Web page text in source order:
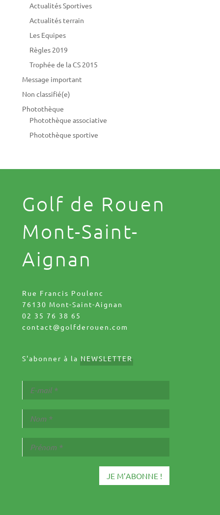
Actualités Sportives
Actualités terrain
Les Equipes
Règles 2019
Trophée de la CS 2015
Message important
Non classifié(e)
Photothèque
Photothèque associative
Photothèque sportive
Golf de Rouen
Mont-Saint-
Aignan
Rue Francis Poulenc
76130 Mont-Saint-Aignan
02 35 76 38 65
contact@golfderouen.com
S'abonner à la NEWSLETTER